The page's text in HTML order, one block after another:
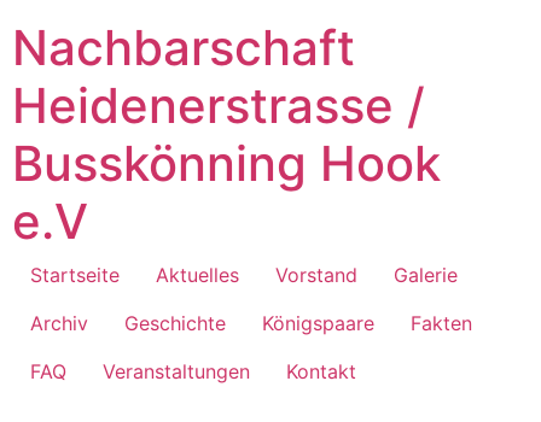
Inhalt
springen
Nachbarschaft
Heidenerstrasse /
Busskönning Hook
e.V
Startseite Aktuelles Vorstand
Galerie
Archiv
Geschichte Königspaare
Fakten
FAQ
Veranstaltungen Kontakt